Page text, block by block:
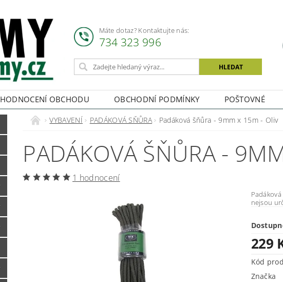
Máte dotaz? Kontaktujte nás:
734 323 996
HODNOCENÍ OBCHODU OBCHODNÍ PODMÍNKY POŠTOVNÉ
VYBAVENÍ PADÁKOVÁ SŇŮRA Padáková šňůra - 9mm x 15m - Oliv
PADÁKOVÁ ŠŇŮRA -
1 hodnocení
Padáková šňůra, Oliv Délka:
nejsou
229
Kód
Značka